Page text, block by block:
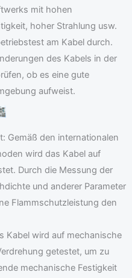
mit hohen
hoher Strahlung usw.
am Kabel durch.
des Kabels in der
ob es eine gute
aufweist.
Gemäß den internationalen
wird das Kabel auf
Durch die Messung der
und anderer Parameter
Flammschutzleistung den
Kabel wird auf mechanische
getestet, um zu
mechanische Festigkeit